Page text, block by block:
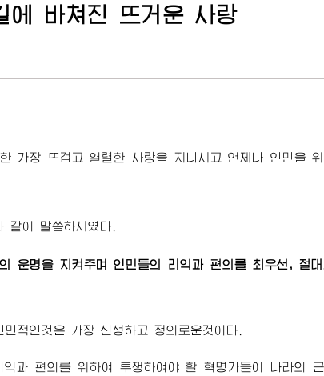
에 바쳐진 뜨거운 사랑
가장 뜨겁고 열렬한 사랑을 지니시고 언제나 인민을
같이 말씀하시였다.
운명을 지켜주며 인민들의 리익과 편의를 최우선, 절
적인것은 가장 신성하고 정의로운것이다.
과 편의를 위하여 투쟁하여야 할 혁명가들이 나라의